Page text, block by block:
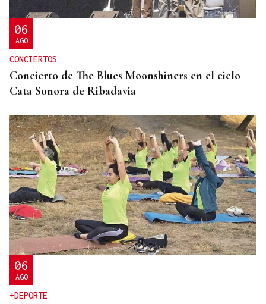
06
AGO
CONCIERTOS
Concierto de The Blues Moonshiners en el ciclo
Cata Sonora de Ribadavia
06
AGO
+DEPORTE